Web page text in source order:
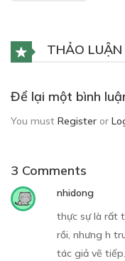
THẢO LUẬN
Để lại một bình
You must Register or
3 Comments
nhidong
thực sự là rất
rồi, nhưng h
tác giả vẽ tiếp.